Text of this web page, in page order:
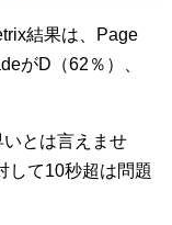
結果は、Page
がD（62％）、
とは言えませ
して10秒超は問題